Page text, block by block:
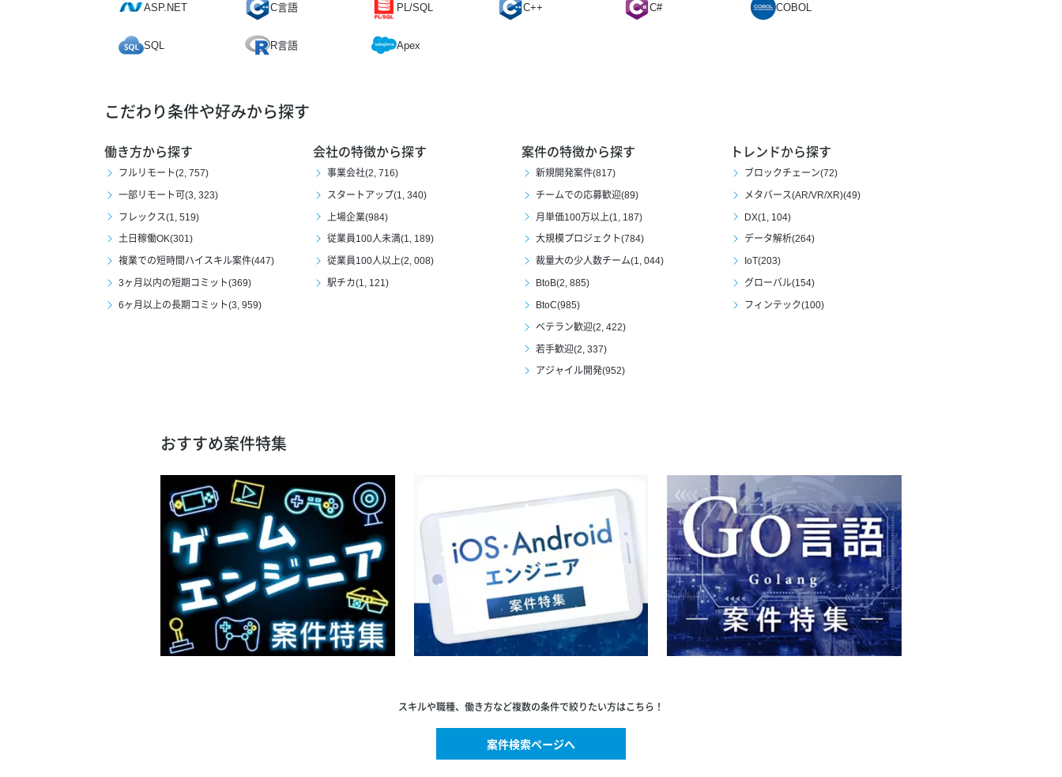
ASP.NET C言語 PL/SQL C++ C# COBOL
SQL R言語 Apex
こだわり条件や好みから探す
働き方から探す
フルリモート(2, 757)
一部リモート可(3, 323)
フレックス(1, 519)
土日稼働OK(301)
複業での短時間ハイスキル案件(447)
3ヶ月以内の短期コミット(369)
6ヶ月以上の長期コミット(3, 959)
会社の特徴から探す
事業会社(2, 716)
スタートアップ(1, 340)
上場企業(984)
従業員100人未満(1, 189)
従業員100人以上(2, 008)
駅チカ(1, 121)
案件の特徴から探す
新規開発案件(817)
チームでの応募歓迎(89)
月単価100万以上(1, 187)
大規模プロジェクト(784)
裁量大の少人数チーム(1, 044)
BtoB(2, 885)
BtoC(985)
ベテラン歓迎(2, 422)
若手歓迎(2, 337)
アジャイル開発(952)
トレンドから探す
ブロックチェーン(72)
メタバース(AR/VR/XR)(49)
DX(1, 104)
データ解析(264)
IoT(203)
グローバル(154)
フィンテック(100)
おすすめ案件特集
スキルや職種、働き方など複数の条件で絞りたい方はこちら！
案件検索ページへ